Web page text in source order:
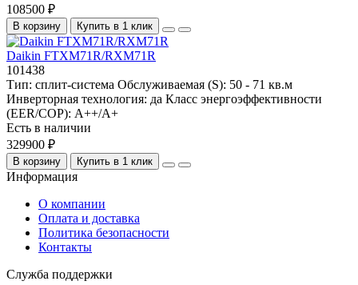
108500 ₽
В корзину Купить в 1 клик
Daikin FTXM71R/RXM71R
101438
Тип: сплит-система Обслуживаемая (S): 50 - 71 кв.м
Инверторная технология: да Класс энергоэффективности
(EER/COP): A++/A+
Есть в наличии
329900 ₽
В корзину Купить в 1 клик
Информация
О компании
Оплата и доставка
Политика безопасности
Контакты
Служба поддержки